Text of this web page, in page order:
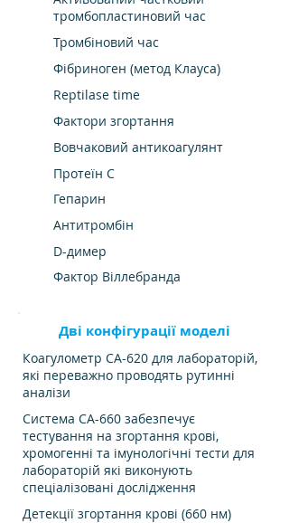
тромбопластиновий час
Тромбіновий час
Фібриноген (метод Клауса)
Reptilase time
Фактори згортання
Вовчаковий антикоагулянт
Протеїн С
Гепарин
Антитромбін
D-димер
Фактор Віллебранда
Дві конфігурації моделі
Коагулометр CA-620 для лабораторій,
які переважно проводять рутинні
аналізи
Система CA-660 забезпечує
тестування на згортання крові,
хромогенні та імунологічні тести для
лабораторій які виконують
спеціалізовані дослідження
Детекції згортання крові (660 нм)